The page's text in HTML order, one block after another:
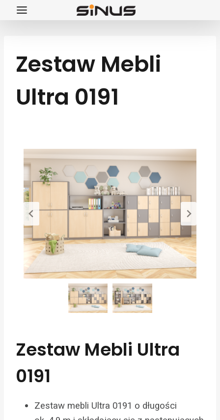
Przejdź
Zestaw Mebli
Ultra 0191
Zestaw Mebli Ultra
0191
Zestaw mebli Ultra 0191 o długości